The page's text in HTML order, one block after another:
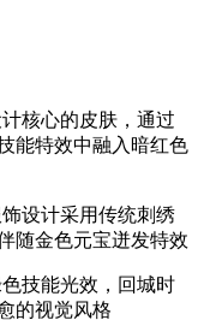
核心的皮肤，通过
能特效中融入暗红色
设计采用传统刺绣
随金色元宝迸发特效
技能光效，回城时
的视觉风格